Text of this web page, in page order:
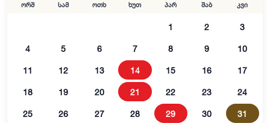
ორშ სამ ოთხ ხუთ პარ შაბ კვი
1 2 3
4 5 6 7 8 9 10
11 12 13 14 15 16 17
18 19 20 21 22 23 24
25 26 27 28 29 30 31